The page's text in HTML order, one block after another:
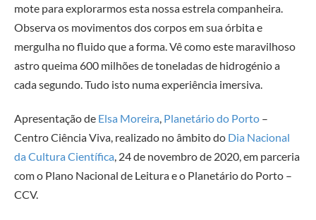
mote para explorarmos esta nossa estrela companheira.
Observa os movimentos dos corpos em sua órbita e
mergulha no fluido que a forma. Vê como este maravilhoso
astro queima 600 milhões de toneladas de hidrogénio a
cada segundo. Tudo isto numa experiência imersiva.
Apresentação de Elsa Moreira Planetário do Porto –
Centro Ciência Viva, realizado no âmbito do Dia Nacional
da Cultura Científica , 24 de novembro de 2020, em parceria
com o Plano Nacional de Leitura e o Planetário do Porto –
CCV.